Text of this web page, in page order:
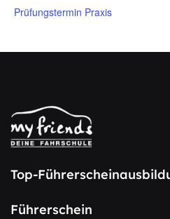
Prüfungstermin Praxis
Top-
Führerschein